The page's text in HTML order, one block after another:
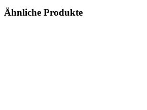
Ähnliche Produkte